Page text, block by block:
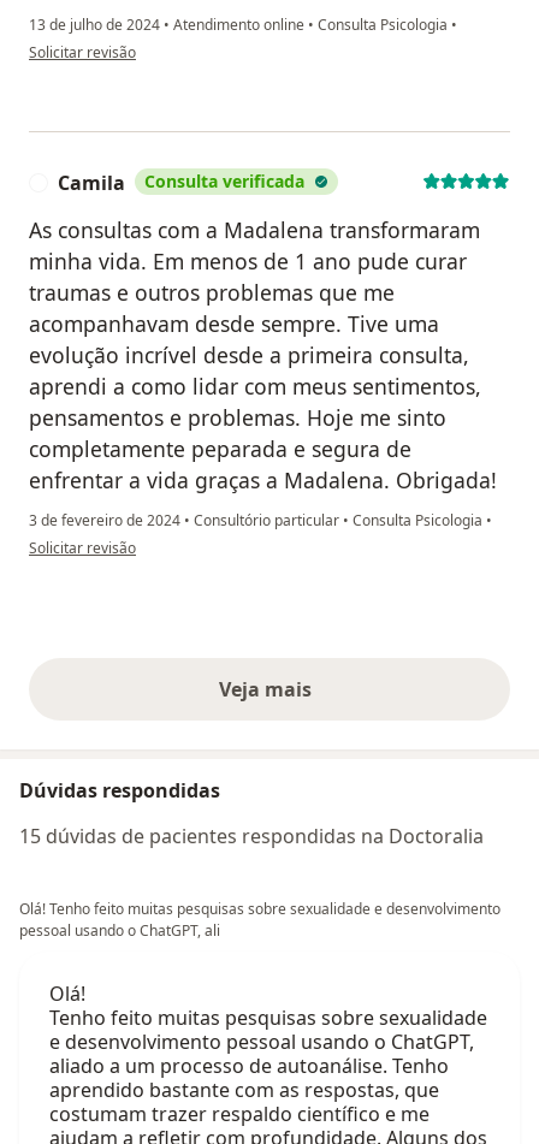
13 de julho de 2024 • Atendimento online • Consulta Psicologia •
na opinião do utilizador Kauê Leal Guedes Carvalho
Solicitar revisão
Camila Consulta verificada
As consultas com a Madalena transformaram
minha vida. Em menos de 1 ano pude curar
traumas e outros problemas que me
acompanhavam desde sempre. Tive uma
evolução incrível desde a primeira consulta,
aprendi a como lidar com meus sentimentos,
pensamentos e problemas. Hoje me sinto
completamente peparada e segura de
enfrentar a vida graças a Madalena. Obrigada!
3 de fevereiro de 2024 • Consultório particular • Consulta Psicologia •
na opinião do utilizador Camila
Solicitar revisão
Veja maisopiniões acima
Dúvidas respondidas
15 dúvidas de pacientes respondidas na Doctoralia
Olá! Tenho feito muitas pesquisas sobre sexualidade e desenvolvimento
pessoal usando o ChatGPT, ali
Olá!
Tenho feito muitas pesquisas sobre sexualidade
e desenvolvimento pessoal usando o ChatGPT,
aliado a um processo de autoanálise. Tenho
aprendido bastante com as respostas, que
costumam trazer respaldo científico e me
ajudam a refletir com profundidade. Alguns dos